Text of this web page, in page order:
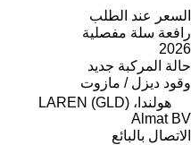
السعر عند الطلب
رافعة سلة مفصلية
2026
حالة المركبة جديد
وقود ديزل / مازوت
هولندا، LAREN (GLD)
Almat BV
الاتصال بالبائع